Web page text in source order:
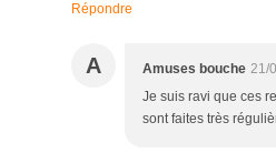
Répondre
A Amuses bouche 21/
Je suis ravi que ces
sont faites très